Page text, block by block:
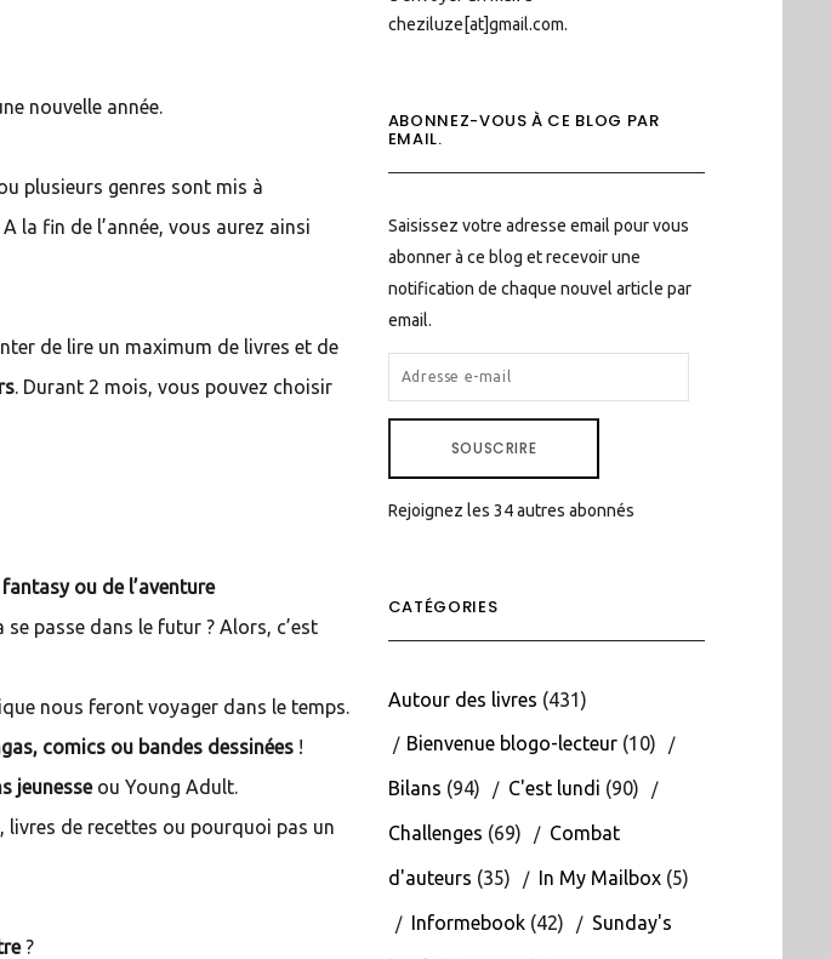
nouvelle année.
plusieurs genres sont mis à
la fin de l’année, vous aurez ainsi
de lire un maximum de livres et de
. Durant 2 mois, vous pouvez choisir
fantasy ou de l’aventure
passe dans le futur ? Alors, c’est
nous feront voyager dans le temps.
comics ou bandes dessinées !
jeunesseou Young Adult.
livres de recettes ou pourquoi pas un
?
cheziluze[at]gmail.com.
ABONNEZ-VOUS À CE BLOG PAR
EMAIL.
Saisissez votre adresse email pour vous
abonner à ce blog et recevoir une
notification de chaque nouvel article par
email.
ADRESSE
E-
SOUSCRIRE
Rejoignez les 34 autres abonnés
CATÉGORIES
Autour des livres (431)
Bienvenue blogo-lecteur(10)
Bilans (94) C'est lundi (90)
Challenges (69) Combat
d'auteurs (35) In My Mailbox(5)
Informebook(42) Sunday's